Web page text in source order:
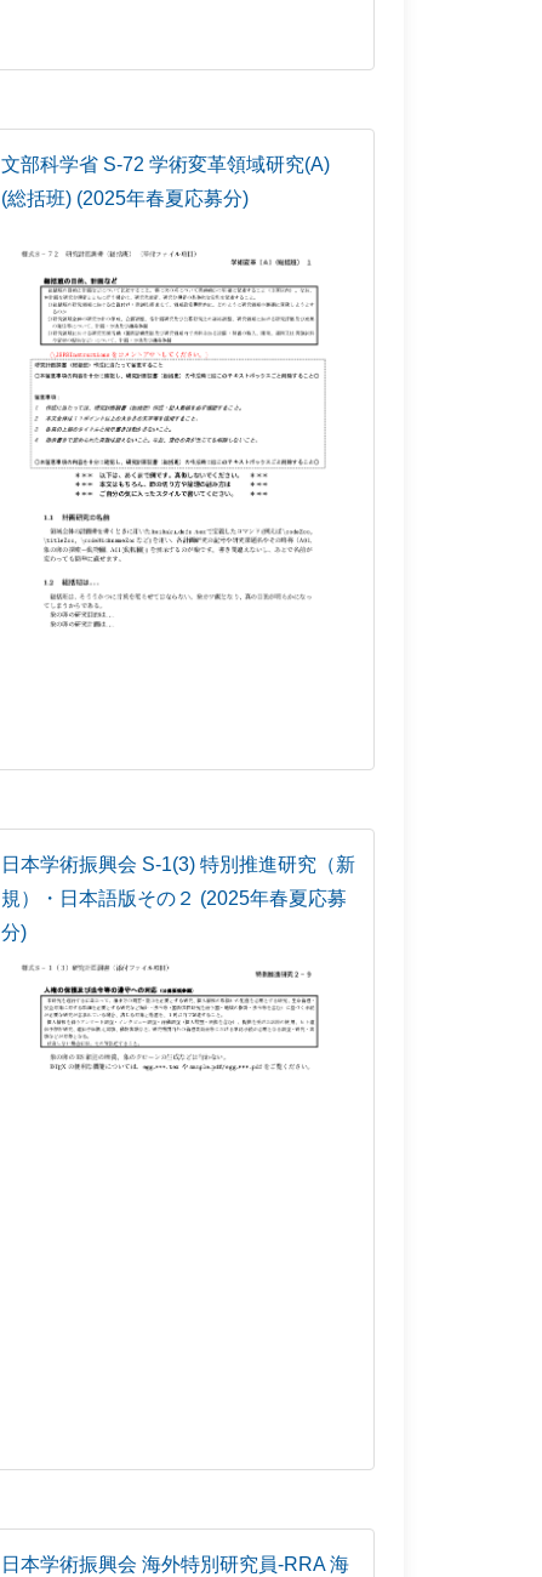
文部科学省 S-72 学術変革領域研究(A)
(総括班) (2025年春夏応募分)
日本学術振興会 S-1(3) 特別推進研究（新
規）・日本語版その２ (2025年春夏応募
分)
日本学術振興会 海外特別研究員-RRA 海